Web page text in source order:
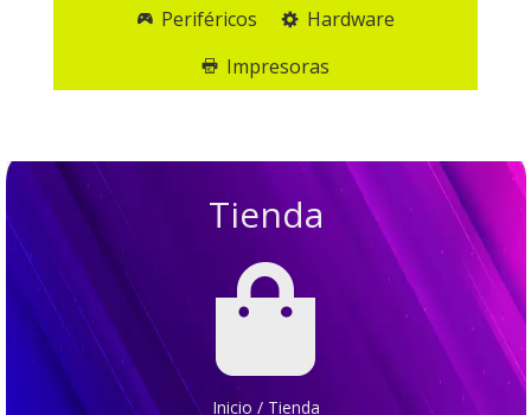
Periféricos
Hardware
Impresoras
Tienda

Inicio / Tienda